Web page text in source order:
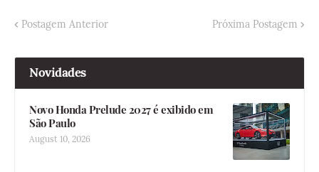
Postagem Anterior Próxima Postagem
Novidades
Novo Honda Prelude 2027 é exibido em
São Paulo
August 10, 2026